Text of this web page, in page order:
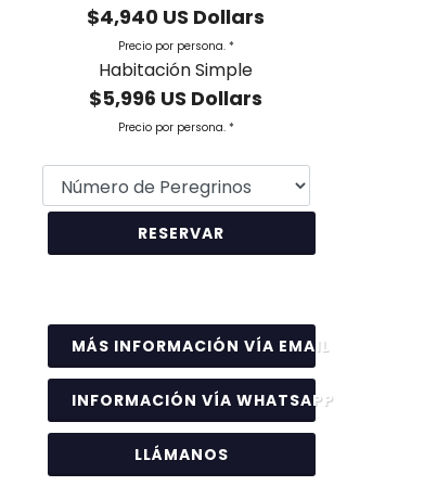
$4,940 US Dollars
Precio por persona. *
Habitación Simple
$5,996 US Dollars
Precio por persona. *
MÁS INFORMACIÓN VÍA EMAIL
INFORMACIÓN VÍA WHATSAPP
LLÁMANOS